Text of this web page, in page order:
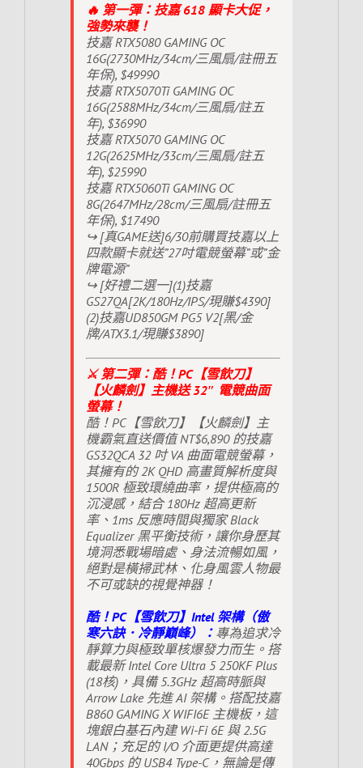
🔥 第一彈：技嘉 618 顯卡大促，
強勢來襲！
技嘉 RTX5080 GAMING OC
16G(2730MHz/34cm/三風扇/註冊五
年保), $49990
技嘉 RTX5070Ti GAMING OC
16G(2588MHz/34cm/三風扇/註五
年), $36990
技嘉 RTX5070 GAMING OC
12G(2625MHz/33cm/三風扇/註五
年), $25990
技嘉 RTX5060Ti GAMING OC
8G(2647MHz/28cm/三風扇/註冊五
年保), $17490
↪ [真GAME送]6/30前購買技嘉以上
四款顯卡就送”27吋電競螢幕”或”金
牌電源”
↪ [好禮二選一](1)技嘉
GS27QA[2K/180Hz/IPS/現賺$4390]
(2)技嘉UD850GM PG5 V2[黑/金
牌/ATX3.1/現賺$3890]
⚔️ 第二彈：酷！PC【雪飲刀】
【火麟劍】主機送 32″ 電競曲面
螢幕！
酷！PC【雪飲刀】【火麟劍】主
機霸氣直送價值 NT$6,890 的技嘉
GS32QCA 32 吋 VA 曲面電競螢幕，
其擁有的 2K QHD 高畫質解析度與
1500R 極致環繞曲率，提供極高的
沉浸感，結合 180Hz 超高更新
率、1ms 反應時間與獨家 Black
Equalizer 黑平衡技術，讓你身歷其
境洞悉戰場暗處、身法流暢如風，
絕對是橫掃武林、化身風雲人物最
不可或缺的視覺神器！
酷！PC【雪飲刀】Intel 架構（傲
寒六訣．冷靜巔峰）： 專為追求冷
靜算力與極致單核爆發力而生。搭
載最新 Intel Core Ultra 5 250KF Plus
(18核)，具備 5.3GHz 超高時脈與
Arrow Lake 先進 AI 架構。搭配技嘉
B860 GAMING X WIFI6E 主機板，這
塊銀白基石內建 Wi-Fi 6E 與 2.5G
LAN；充足的 I/O 介面更提供高達
40Gbps 的 USB4 Type-C，無論是傳